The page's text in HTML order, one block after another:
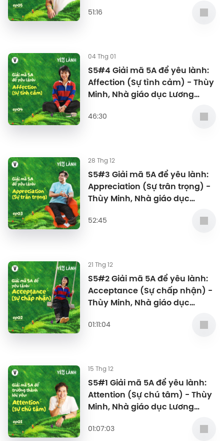
51:16
04 Thg 01
S5#4 Giải mã 5A để yêu lành:
Affection (Sự tình cảm) - Thùy
Minh, Nhà giáo dục Lương
46:30
28 Thg 12
S5#3 Giải mã 5A để yêu lành:
Appreciation (Sự trân trọng) -
Thùy Minh, Nhà giáo dục
52:45
21 Thg 12
S5#2 Giải mã 5A để yêu lành:
Acceptance (Sự chấp nhận) -
Thùy Minh, Nhà giáo dục
01:11:04
15 Thg 12
S5#1 Giải mã 5A để yêu lành:
Attention (Sự chú tâm) - Thùy
Minh, Nhà giáo dục Lương
01:07:03